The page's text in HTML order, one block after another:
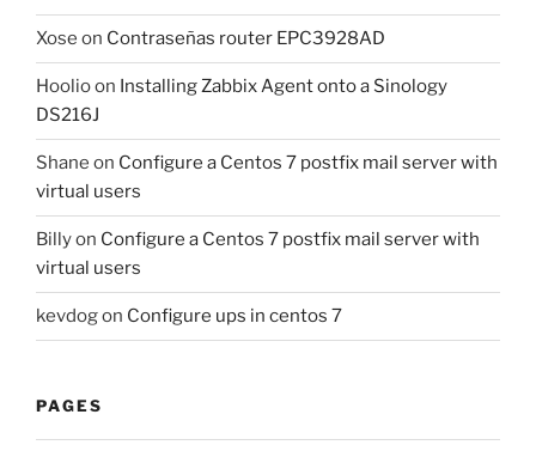
Xose on Contraseñas router EPC3928AD
Hoolioon Installing Zabbix Agent onto a Sinology
DS216J
Shane on Configure a Centos 7 postfix mail server with
virtual users
Billyon Configure a Centos 7 postfix mail server with
virtual users
kevdogon Configure ups in centos 7
PAGES